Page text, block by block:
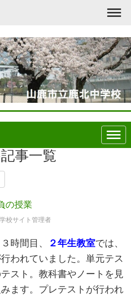
事一覧
の授業
学校サイト管理者
時間目、 ２年生教室では、
われていました。単元テス
スト。教科書やノートを見
ます。プレテストが行われ